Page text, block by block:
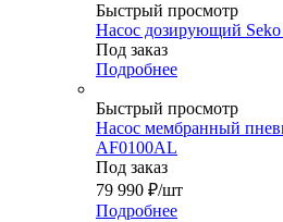
Быстрый просмотр
Насос дозирующий
Под заказ
Подробнее
Быстрый просмотр
Насос мембранный
AF0100AL
Под заказ
79 990 ₽/шт
Подробнее